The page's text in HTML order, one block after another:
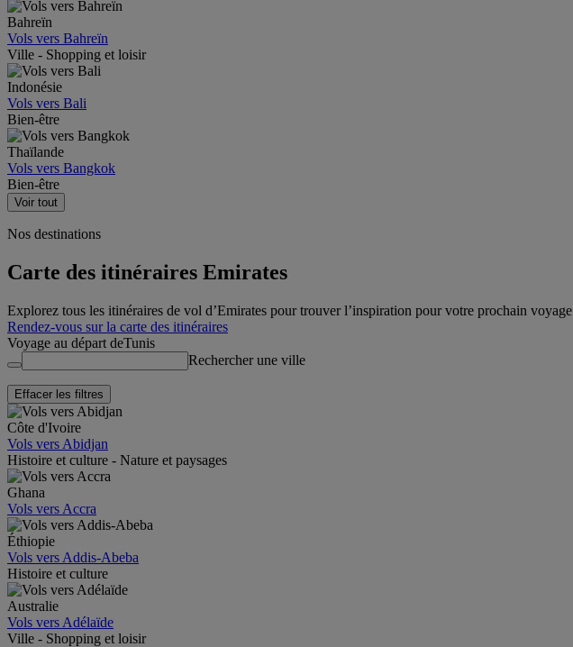
Bahreïn
Vols vers Bahreïn
Ville - Shopping et loisir
Indonésie
Vols vers Bali
Bien-être
Thaïlande
Vols vers Bangkok
Bien-être
Voir tout
Nos destinations
Carte des itinéraires Emirates
Explorez tous les itinéraires de vol d’Emirates pour trouver l’inspiration pour votre prochain voyage
Rendez-vous sur la carte des itinéraires
Voyage au départ deTunis
Rechercher une ville
Effacer les filtres
Côte d'Ivoire
Vols vers Abidjan
Histoire et culture - Nature et paysages
Ghana
Vols vers Accra
Éthiopie
Vols vers Addis-Abeba
Histoire et culture
Australie
Vols vers Adélaïde
Ville - Shopping et loisir